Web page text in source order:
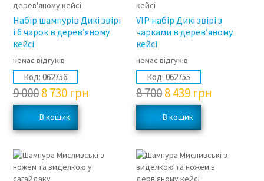
Набір шампурів Дикі звірі
і 6 чарок в дерев’яному
кейсі
немає відгуків
Код: 062756
9 0008 730 грн
VIP набір Дикі звірі з
чарками в дерев’яному
кейсі
немає відгуків
Код: 062755
8 7008 439 грн
3% 3%